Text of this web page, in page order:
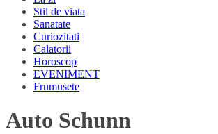
Stil de viata
Sanatate
Curiozitati
Calatorii
Horoscop
EVENIMENT
Frumusete
Auto Schunn